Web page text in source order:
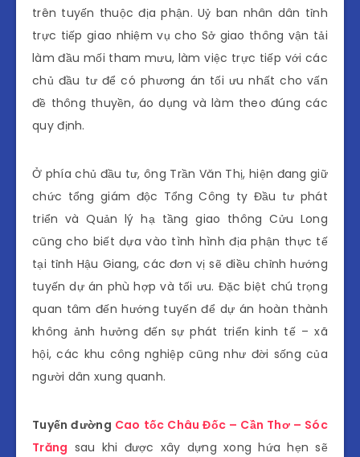
trên tuyến thuộc địa phận. Uỷ ban nhân dân tỉnh
trực tiếp giao nhiệm vụ cho Sở giao thông vận tải
làm đầu mối tham mưu, làm việc trực tiếp với các
chủ đầu tư để có phương án tối ưu nhất cho vấn
đề thông thuyền, áo dụng và làm theo đúng các
quy định.
Ở phía chủ đầu tư, ông Trần Văn Thị, hiện đang giữ
chức tổng giám độc Tổng Công ty Đầu tư phát
triển và Quản lý hạ tầng giao thông Cửu Long
cũng cho biết dựa vào tình hình địa phận thực tế
tại tỉnh Hậu Giang, các đơn vị sẽ điều chỉnh hướng
tuyến dự án phù hợp và tối ưu. Đặc biệt chú trọng
quan tâm đến hướng tuyến để dự án hoàn thành
không ảnh hưởng đến sự phát triển kinh tế – xã
hội, các khu công nghiệp cũng như đời sống của
người dân xung quanh.
Tuyến đường Cao tốc Châu Đốc – Cần Thơ – Sóc
Trăng sau khi được xây dựng xong hứa hẹn sẽ